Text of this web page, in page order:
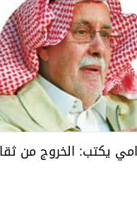
يكتب: الخروج من